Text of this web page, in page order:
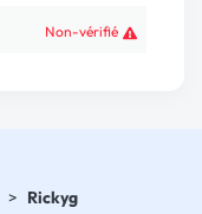
Non-vérifié
> Rickyg